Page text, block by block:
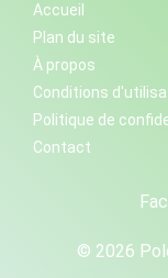
Accueil
Plan du site
À propos
Conditions
Politique de
Contact
© 2026